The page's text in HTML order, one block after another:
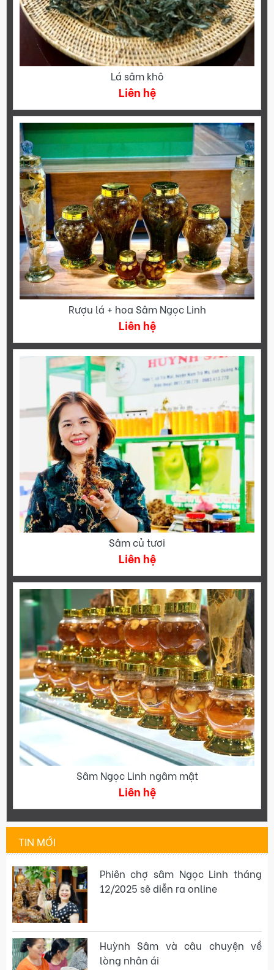
Lá sâm khô
Liên hệ
Rượu lá + hoa Sâm Ngọc Linh
Liên hệ
Sâm củ tươi
Liên hệ
Sâm Ngọc Linh ngâm mật
Liên hệ
TIN MỚI
Phiên chợ sâm Ngọc Linh tháng
12/2025 sẽ diễn ra online
Huỳnh Sâm và câu chuyện về
lòng nhân ái